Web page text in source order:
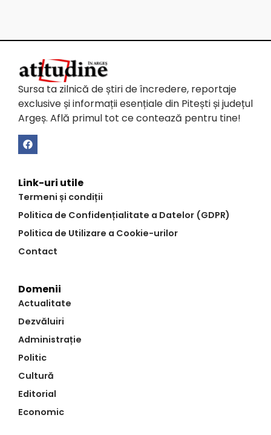
Sursa ta zilnică de știri de încredere, reportaje
exclusive și informații esențiale din Pitești și județul
Argeș. Află primul tot ce contează pentru tine!
Link-uri utile
Termeni și condiții
Politica de Confidențialitate a Datelor (GDPR)
Politica de Utilizare a Cookie-urilor
Contact
Domenii
Actualitate
Dezvăluiri
Administrație
Politic
Cultură
Editorial
Economic